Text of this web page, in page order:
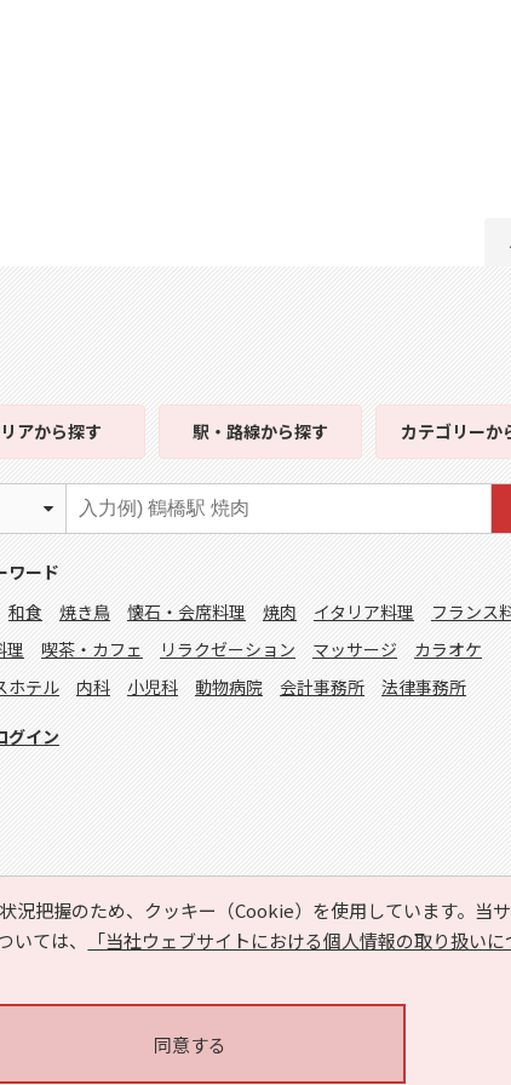
況把握のため、クッキー（Cookie）を使用しています。当
ては、
「当社ウェブサイトにおける個人情報の取り扱いに
同意する
アから探す 駅・路線から探す カテゴリーか
ワード
和食 焼き鳥 懐石・会席料理 焼肉 イタリア料理
フランス
理
喫茶・カフェ リラクゼーション マッサージ
カラオケ
ホテル
内科 小児科 動物病院 会計事務所 法律事務所
グイン
Rights Reserved.